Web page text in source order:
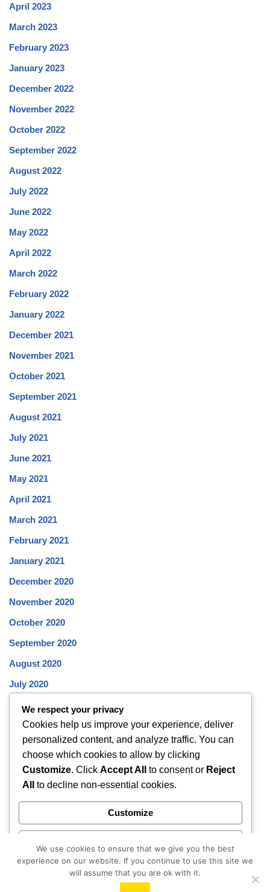
April 2023
March 2023
February 2023
January 2023
December 2022
November 2022
October 2022
September 2022
August 2022
July 2022
June 2022
May 2022
April 2022
March 2022
February 2022
January 2022
December 2021
November 2021
October 2021
September 2021
August 2021
July 2021
June 2021
May 2021
April 2021
March 2021
February 2021
January 2021
December 2020
November 2020
October 2020
September 2020
August 2020
July 2020
June 2020
May 2020
April 2020
March 2020
February 2020
December 2019
November 2019
October 2019
We respect your privacy
Cookies help us improve your experience, deliver
personalized content, and analyze traffic. You can
choose which cookies to allow by clicking
Customize. Click Accept All to consent or Reject
All
to decline non-essential cookies.
Customize
Accept All
We use cookies to ensure that we give you the best
experience on our website. If you continue to use this site we
will assume that you are ok with it.